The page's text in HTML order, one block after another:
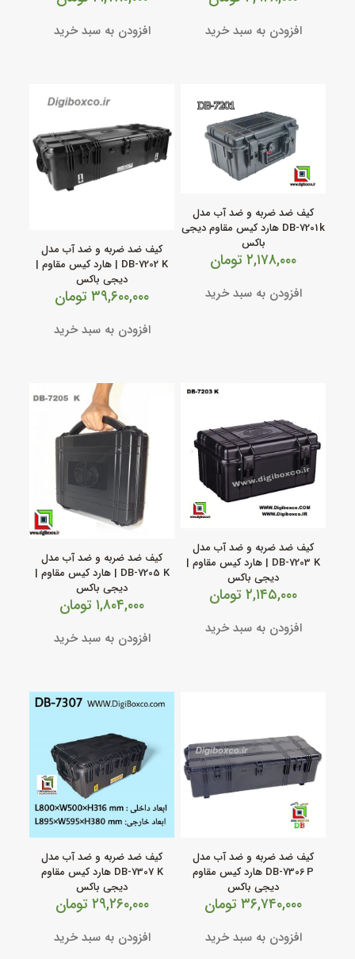
افزودن به سبد خرید افزودن به سبد خرید
کیف ضد ضربه و ضد آب مدل
DB‑7201 k هارد کیس مقاوم دیجی
باکس
۲,۱۷۸,۰۰۰ تومان
افزودن به سبد خرید
کیف ضد ضربه و ضد آب مدل
DB‑7202 K | هارد کیس مقاوم |
دیجی باکس
۳۹,۶۰۰,۰۰۰ تومان
افزودن به سبد خرید
کیف ضد ضربه و ضد آب مدل
DB‑7203 K | هارد کیس مقاوم |
دیجی باکس
۲,۱۴۵,۰۰۰ تومان
افزودن به سبد خرید
کیف ضد ضربه و ضد آب مدل
DB‑7205 K | هارد کیس مقاوم |
دیجی باکس
۱,۸۰۴,۰۰۰ تومان
افزودن به سبد خرید
کیف ضد ضربه و ضد آب مدل
DB‑7306 P هارد کیس مقاوم
دیجی باکس
۳۶,۷۴۰,۰۰۰ تومان
افزودن به سبد خرید
کیف ضد ضربه و ضد آب مدل
DB‑7307 K هارد کیس مقاوم
دیجی باکس
۲۹,۲۶۰,۰۰۰ تومان
افزودن به سبد خرید